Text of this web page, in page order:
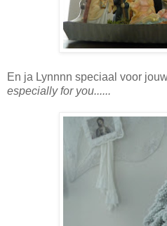
En ja Lynnnn speciaal voor
especially for you......